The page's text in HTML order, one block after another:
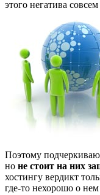
этого негатива
Поэтому
но не стоит на них
хостингу вердикт
где-то нехорошо о нем